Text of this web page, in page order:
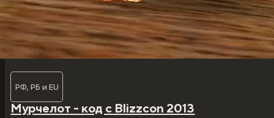
РФ, РБ и EU
Мурчелот - код с Blizzcon 2013